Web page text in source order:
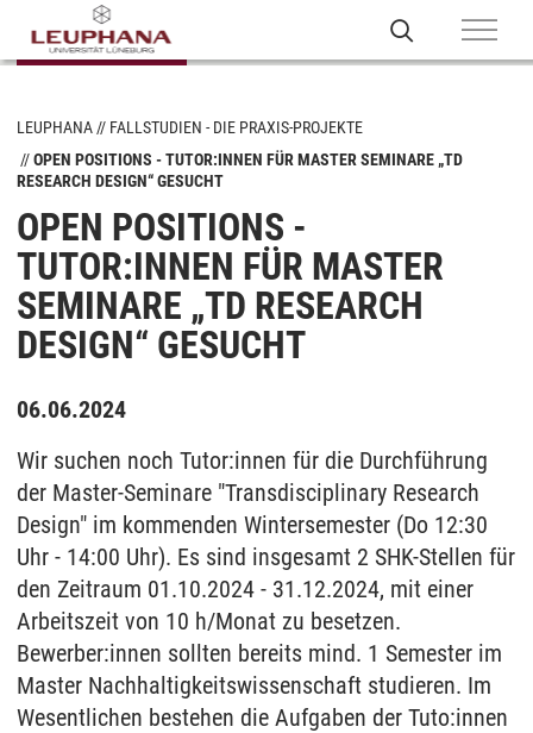
LEUPHANA
FALLSTUDIEN - DIE PRAXIS-PROJEKTE
OPEN POSITIONS - TUTOR:INNEN FÜR MASTER SEMINARE „TD
RESEARCH DESIGN“ GESUCHT
OPEN POSITIONS -
TUTOR:INNEN FÜR MASTER
SEMINARE „TD RESEARCH
DESIGN“ GESUCHT
06.06.2024
Wir suchen noch Tutor:innen für die Durchführung
der Master-Seminare "Transdisciplinary Research
Design" im kommenden Wintersemester (Do 12:30
Uhr - 14:00 Uhr). Es sind insgesamt 2 SHK-Stellen für
den Zeitraum 01.10.2024 - 31.12.2024, mit einer
Arbeitszeit von 10 h/Monat zu besetzen.
Bewerber:innen sollten bereits mind. 1 Semester im
Master Nachhaltigkeitswissenschaft studieren. Im
Wesentlichen bestehen die Aufgaben der Tuto:innen